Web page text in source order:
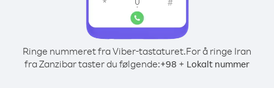
Ringe nummeret fra Viber-tastaturet.For å ringe Iran
fra Zanzibar taster du følgende:+98 + Lokalt nummer